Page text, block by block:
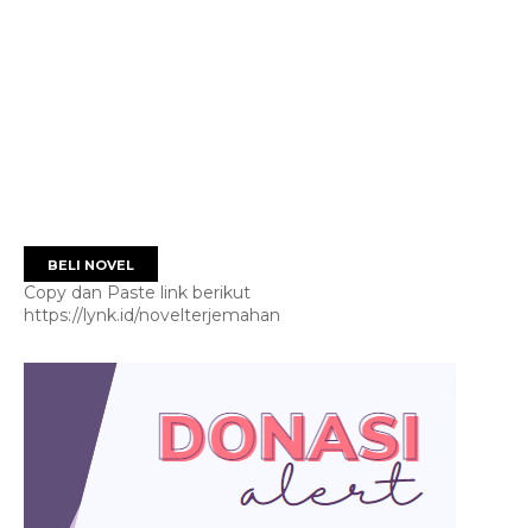
BELI NOVEL
Copy dan Paste link berikut
https://lynk.id/novelterjemahan